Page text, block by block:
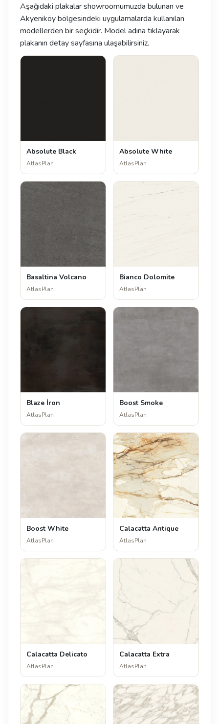
Aşağıdaki plakalar showroomumuzda bulunan ve
Akyeniköy bölgesindeki uygulamalarda kullanılan
modellerden bir seçkidir. Model adına tıklayarak
plakanın detay sayfasına ulaşabilirsiniz.
Absolute Black
AtlasPlan
Absolute White
AtlasPlan
Basaltina Volcano
AtlasPlan
Bianco Dolomite
AtlasPlan
Blaze İron
AtlasPlan
Boost Smoke
AtlasPlan
Boost White
AtlasPlan
Calacatta Antique
AtlasPlan
Calacatta Delicato
AtlasPlan
Calacatta Extra
AtlasPlan